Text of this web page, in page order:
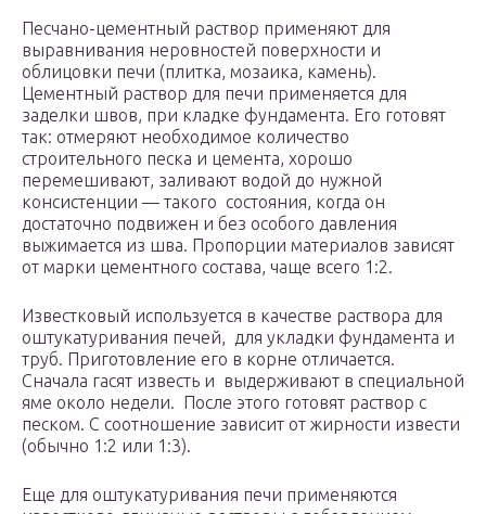
Песчано-цементный раствор применяют для
выравнивания неровностей поверхности и
облицовки печи (плитка, мозаика, камень).
Цементный раствор для печи применяется для
заделки швов, при кладке фундамента. Его готовят
так: отмеряют необходимое количество
строительного песка и цемента, хорошо
перемешивают, заливают водой до нужной
консистенции — такого состояния, когда он
достаточно подвижен и без особого давления
выжимается из шва. Пропорции материалов зависят
от марки цементного состава, чаще всего 1:2.
Известковый используется в качестве раствора для
оштукатуривания печей, для укладки фундамента и
труб. Приготовление его в корне отличается.
Сначала гасят известь и выдерживают в специальной
яме около недели. После этого готовят раствор с
песком. С соотношение зависит от жирности извести
(обычно 1:2 или 1:3).
Еще для оштукатуривания печи применяются